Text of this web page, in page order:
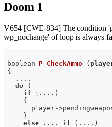
Doom 1
V654 [CWE-834] The condition
wp_nochange' of loop is always
boolean P_CheckAmmo (
{
  ....
do {
if (....)
    {
player-
    }
else .... if (....)